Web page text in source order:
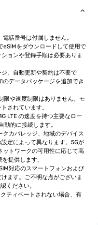
話番号は付属しません。
eSIMをダウンロードして使用で
ョンや登録手順は必要ありま
。自動更新や契約は不要で
データパッケージを追加でき
限や速度制限はありません。モ
されています。
LTE の速度を持つ主要なロー
動的に接続します。
クカバレッジ、地域のデバイス
定によって異なります。5Gが
ットワークの可用性に応じて高
提供します。
対応のスマートフォンおよび
ます。ご不明な点がございま
ください。
ティベートされない場合、有